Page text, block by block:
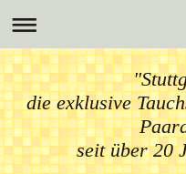
die exklusive
seit über 20